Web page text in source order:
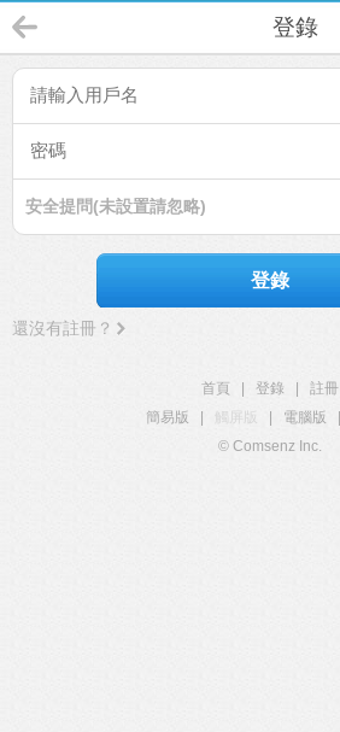
登錄
安全提問(未設置請忽略)
登錄
還沒有註冊？
首頁 登錄
註冊
簡易版
觸屏版 電腦版
© Comsenz Inc.